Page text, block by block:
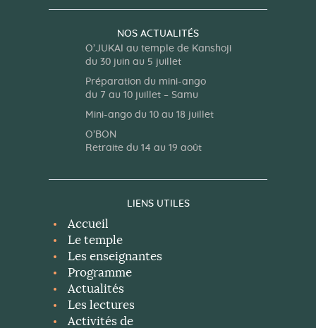
NOS ACTUALITÉS
O’JUKAI au temple de Kanshoji
du 30 juin au 5 juillet
Préparation du mini-ango
du 7 au 10 juillet – Samu
Mini-ango du 10 au 18 juillet
O’BON
Retraite du 14 au 19 août
LIENS UTILES
Accueil
Le temple
Les enseignantes
Programme
Actualités
Les lectures
Activités de